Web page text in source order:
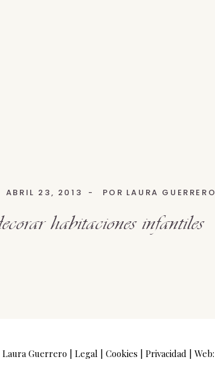
ABRIL 23, 2013 POR LAURA GUERRERO
habitaciones infantiles
Guerrero | Legal | Cookies | Privacidad | Web: